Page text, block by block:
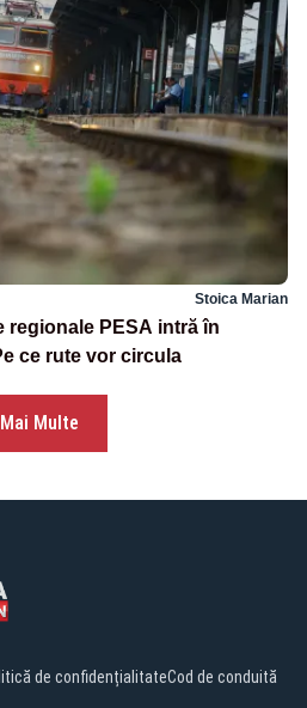
Stoica Marian
regionale PESA intră în
ce rute vor circula
Mai Multe
de confidențialitateCod de conduită